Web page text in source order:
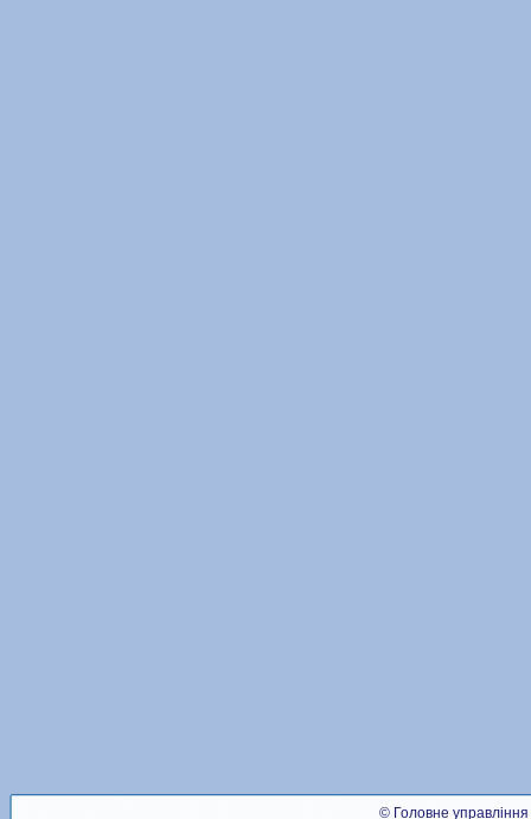
© Головне управління